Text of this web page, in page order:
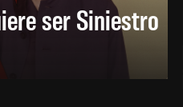
ser Siniestro